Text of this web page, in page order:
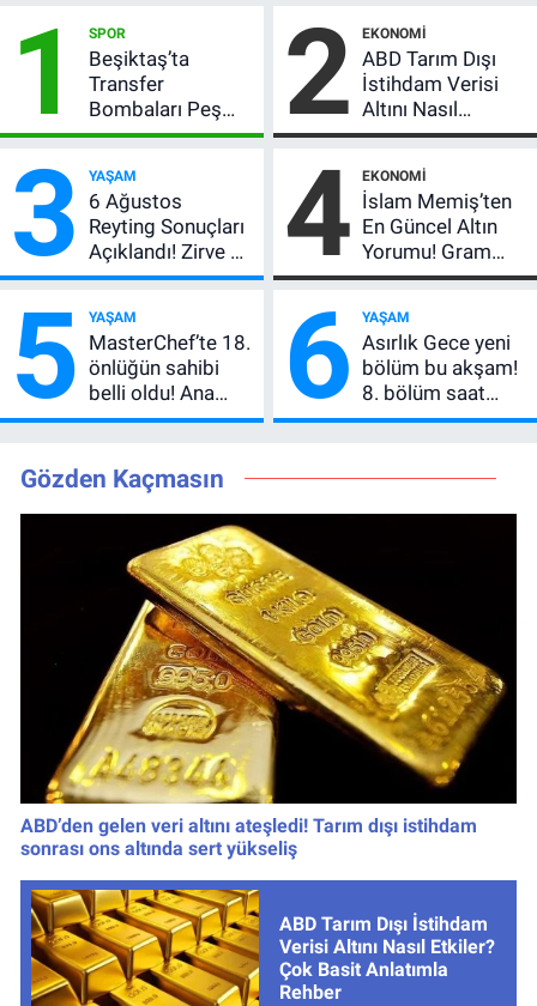
1 SPOR
Beşiktaş’ta
Transfer
Bombaları Peş
Peşe! Adalı
Açıkladı, 5 Yıldız
Daha Listede
2 EKONOMI
ABD Tarım Dışı
İstihdam Verisi
Altını Nasıl
Etkiler? Çok Basit
3 YAŞAM
6 Ağustos
Reyting Sonuçları
Açıklandı! Zirve El
Değiştirdi:
MasterChef'i
Geride Bıraktı
4 EKONOMI
İslam Memiş’ten
En Güncel Altın
Yorumu! Gram
Altın İçin 6.350 TL
Beklentisi
Değişmedi
5 YAŞAM
MasterChef’te 18.
önlüğün sahibi
belli oldu! Ana
kadroya giren
oldu?
6 YAŞAM
Asırlık Gece yeni
bölüm bu akşam!
8. bölüm saat
kaçta, TRT 1 canlı
Gözden Kaçmasın
ABD’den gelen veri altını ateşledi! Tarım dışı istihdam
sonrası ons altında sert yükseliş
ABD Tarım Dışı İstihdam
Verisi Altını Nasıl Etkiler?
Çok Basit Anlatımla
Rehber